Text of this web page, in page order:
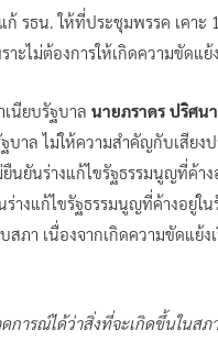
งแก้ รธน. ให้ที่ประชุมพรรค เ
าะไม่ต้องการให้เกิดความขัดแ
นียบรัฐบาล นายภราดร ปริศน
ล ไม่ให้ความสำคัญกับเสียง
นยันร่างแก้ไขรัฐธรรมนูญที่ค้า
างแก้ไขรัฐธรรมนูญที่ค้างอยู่ใ
ภา เนื่องจากเกิดความขัดแย้ง
การณ์ได้ว่าสิ่งที่จะเกิดขึ้นในส